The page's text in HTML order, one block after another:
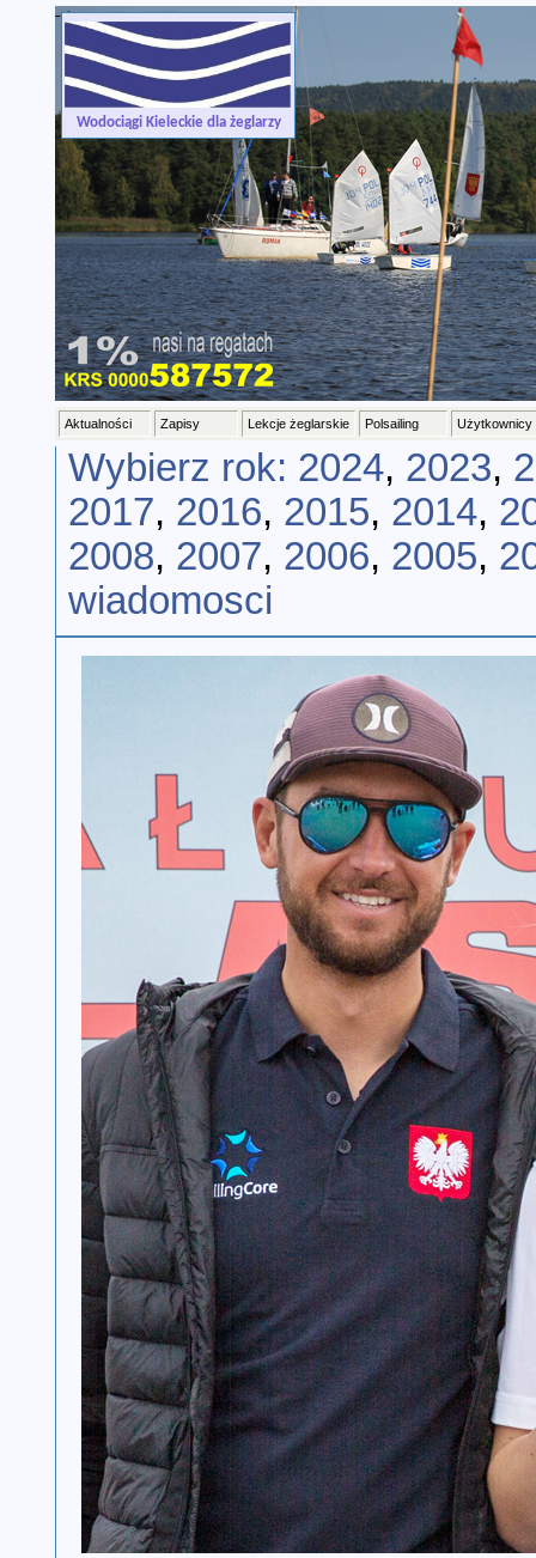
Wodociągi Kieleckie dla żeglarzy
-->
Aktualności Zapisy Lekcje żeglarskie Polsailing Użytkownicy
Wybierz rok: 2024, 2023,
2017, 2016, 2015, 2014,
2008, 2007, 2006, 2005,
wiadomosci